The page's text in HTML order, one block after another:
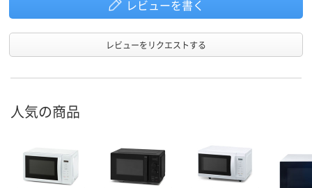
レビューを書く
レビューをリクエストする
人気の商品